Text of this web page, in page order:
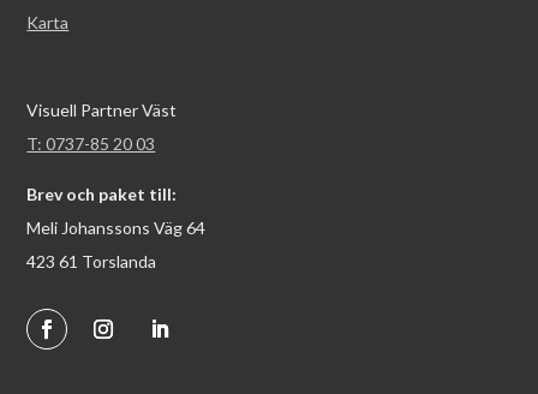
Karta
Visuell Partner Väst
T: 0737-85 20 03
Brev och paket till:
Meli Johanssons Väg 64
423 61 Torslanda